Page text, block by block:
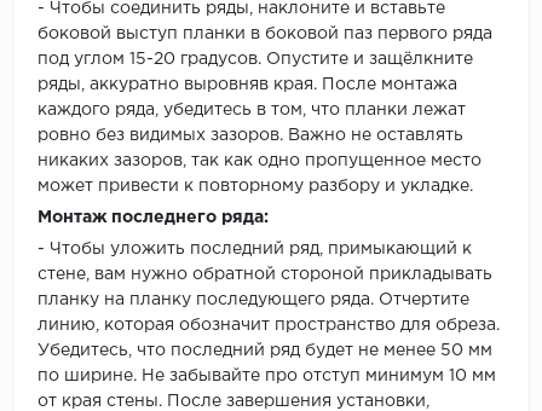
- Чтобы соединить ряды, наклоните и вставьте
боковой выступ планки в боковой паз первого ряда
под углом 15-20 градусов. Опустите и защёлкните
ряды, аккуратно выровняв края. После монтажа
каждого ряда, убедитесь в том, что планки лежат
ровно без видимых зазоров. Важно не оставлять
никаких зазоров, так как одно пропущенное место
может привести к повторному разбору и укладке.
Монтаж последнего ряда:
- Чтобы уложить последний ряд, примыкающий к
стене, вам нужно обратной стороной прикладывать
планку на планку последующего ряда. Отчертите
линию, которая обозначит пространство для обреза.
Убедитесь, что последний ряд будет не менее 50 мм
по ширине. Не забывайте про отступ минимум 10 мм
от края стены. После завершения установки,